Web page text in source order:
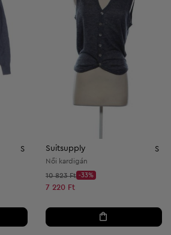
S Suitsupply S
Női kardigán
Kezdő ár:
10 823 Ft
Discount Price:
-33%
Csökkentett ár:
7 220 Ft